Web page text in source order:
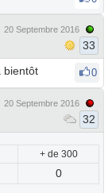
20 Septembre 2016
33
bientôt
0
20 Septembre 2016
32
+ de 300
0